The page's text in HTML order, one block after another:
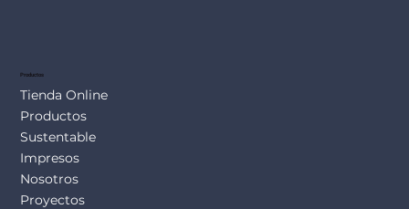
Productos
Tienda Online
Productos
Sustentable
Impresos
Nosotros
Proyectos